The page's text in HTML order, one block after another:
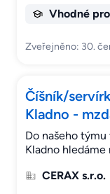
Vhodné
Zveřejněno: 30.
Číšník/
Kladno -
Do našeho týmu
Kladno hledáme
CERAX s.r.o.